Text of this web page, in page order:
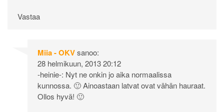
Vastaa
Miia - OKVsanoo:
28 helmikuun, 2013 20:12
-heinie-: Nyt ne onkin jo aika normaalissa
kunnossa. 🙂 Ainoastaan latvat ovat vähän hauraat.
Ollos hyvä! 🙂